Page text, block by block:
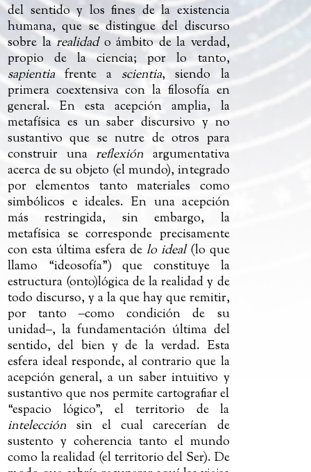
del sentido y los fines de la existencia
humana, que se distingue del discurso
sobre larealidado ámbito de la verdad,
propio de la ciencia; por lo tanto,
sapientiafrente a scientia, siendo la
primera coextensiva con la filosofía en
general. En esta acepción amplia, la
metafísica es un saber discursivo y no
sustantivo que se nutre de otros para
construir una reflexión argumentativa
acerca de su objeto (el mundo), integrado
por elementos tanto materiales como
simbólicos e ideales. En una acepción
más restringida, sin embargo, la
metafísica se corresponde precisamente
con esta última esfera de lo ideal(lo que
llamo “ideosofía”) que constituye la
estructura (onto)lógica de la realidad y de
todo discurso, y a la que hay que remitir,
por tanto‒como condición de su
unidad‒, la fundamentación última del
sentido, del bien y de la verdad. Esta
esfera ideal responde, al contrario que la
acepción general, a un saber intuitivo y
sustantivo que nos permite cartografiar el
“espacio lógico”, el territorio de la
intelección sin el cual carecerían de
sustento y coherencia tanto el mundo
como la realidad (el territorio del Ser). De